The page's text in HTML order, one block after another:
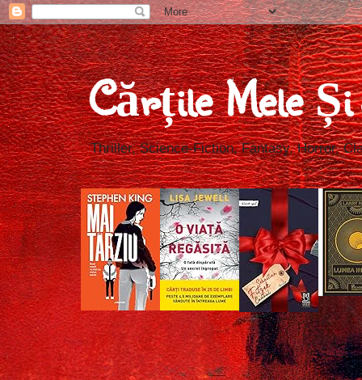
Cărțile Mele
Thriller, Science-Fiction, Fantasy, Horror,